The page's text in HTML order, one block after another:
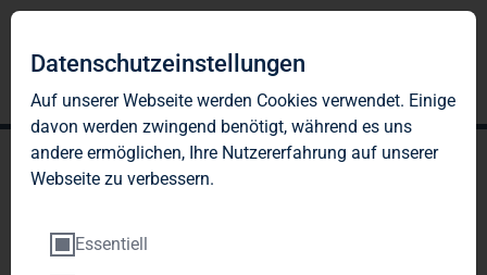
Datenschutzeinstellungen
Auf unserer Webseite werden Cookies verwendet. Einige
davon werden zwingend benötigt, während es uns
andere ermöglichen, Ihre Nutzererfahrung auf unserer
Webseite zu verbessern.
Essentiell